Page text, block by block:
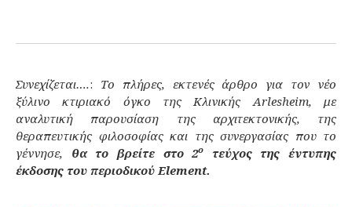
Συνεχίζεται….: Το πλήρες, εκτενές άρθρο για τον νέο
ξύλινο κτιριακό όγκο της Κλινικής Arlesheim, με
αναλυτική παρουσίαση της αρχιτεκτονικής, της
θεραπευτικής φιλοσοφίας και της συνεργασίας που το
γέννησε, θα το βρείτε στο 2ο
τεύχος της έντυπης
έκδοσης του περιοδικού Element.